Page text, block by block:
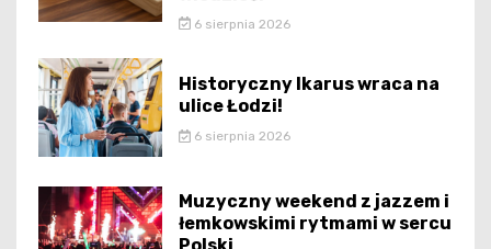
6 sierpnia 2026
Historyczny Ikarus wraca na
ulice Łodzi!
6 sierpnia 2026
Muzyczny weekend z jazzem i
łemkowskimi rytmami w sercu